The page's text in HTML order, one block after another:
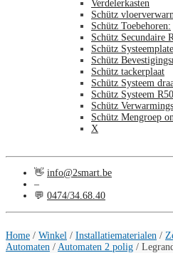
Verdelerkasten
Schütz
Schütz Toebehoren:
Schütz Secundaire
Schütz
Schütz
Schütz tackerplaat
Schütz Systeem
Schütz Systeem R50
Schütz
Schütz Mengroep
X
👋 info@2smart.be
–
💬 0474/34.68.40
Home / Winkel / Installatiematerialen /
Automaten / Automaten 2 polig /